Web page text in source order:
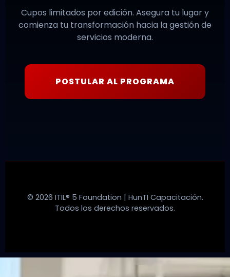
Cupos limitados por edición. Asegura tu lugar y
comienza tu transformación hacia la gestión de
servicios moderna.
POSTULAR AL PROGRAMA
© 2026 ITIL® 5 Foundation | HunTI Capacitación.
Todos los derechos reservados.